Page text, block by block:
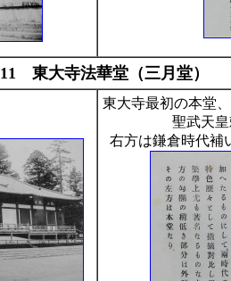
11 東大寺法華堂（三月堂）
東大寺最初の本堂
聖武天
右方は鎌倉時代補